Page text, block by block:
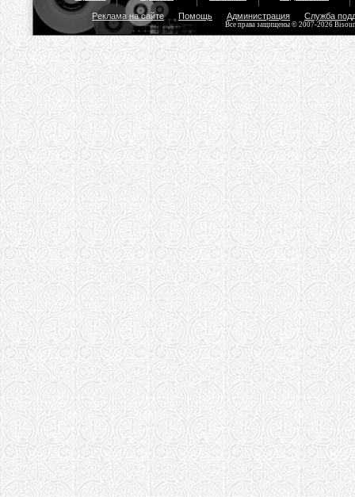
Реклама на сайте Помощь Администрация Служба
Все права защищены © 2007-2026